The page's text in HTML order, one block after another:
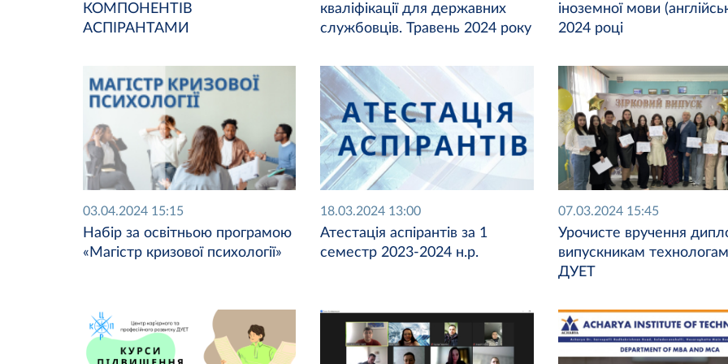
КОМПОНЕНТІВ
АСПІРАНТАМИ
кваліфікації для державних
службовців. Травень 2024 року
іноземної мови
2024 році
03.04.2024 15:15
Набір за освітньою програмою
«Магістр кризової психології»
18.03.2024 13:00
Атестація аспірантів за 1
семестр 2023-2024 н.р.
07.03.2024 15:45
Урочисте вручення
випускникам
ДУЕТ